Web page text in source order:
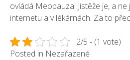
ovládá Meopauza! Jistěže je, a
internetu a v lékárnách. Za to
2/5 - (1 vote)
Posted in Nezařazené